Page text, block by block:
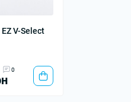
V-Select
0